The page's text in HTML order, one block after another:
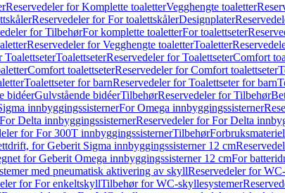
Reservedeler for Komplette toaletterVegghengte toaletter
Reservedeler for For toalettskålerDesignplater
for TilbehørFor komplette toaletterFor toalettseter
Reservedeler for Vegghengte toaletterToaletter
ToalettseterToalettseterReservedeler for ToalettseterComfort
Comfort toalettseterReservedeler for Comfort toalettseter
Toalettseter for barnReservedeler for Toalettseter for barn
bidéerGulvstående bidéerTilbehørReservedeler for Tilbehør
innbyggingssisternerFor Omega innbyggingssisterner
For Delta innbyggingssisternerReservedeler for For Delta
for For 300T innbyggingssisternerTilbehør
for Geberit Sigma innbyggingssisterner 12 cm
for Geberit Omega innbyggingssisterner 12 cmFor
med pneumatisk aktivering av skyllReservedeler for
for For enkeltskyllTilbehør for WC-skyllesystemer